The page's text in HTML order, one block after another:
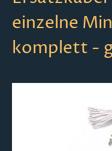
einzelne
komplett -